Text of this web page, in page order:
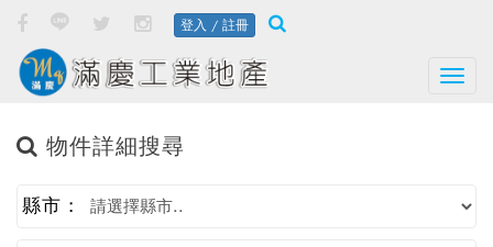
登入 / 註冊
物件詳細搜尋
縣市 :